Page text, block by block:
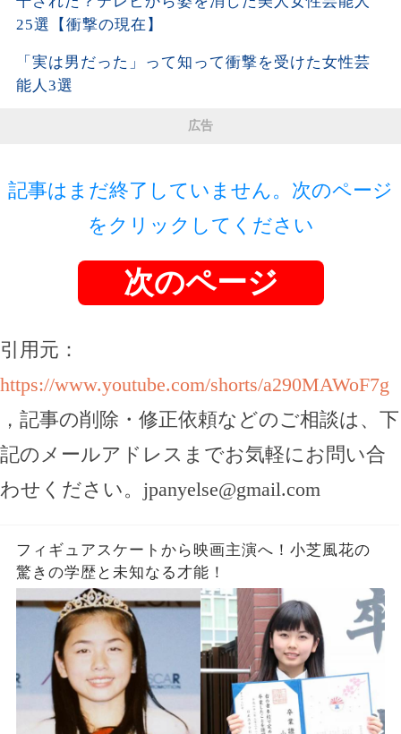
25選【衝撃の現在】
「実は男だった」って知って衝撃を受けた女性芸
能人3選
広告
記事はまだ終了していません。次のページ
をクリックしてください
次のページ
引用元：
https://www.youtube.com/shorts/a290MAWoF7g
，記事の削除・修正依頼などのご相談は、下
記のメールアドレスまでお気軽にお問い合
わせください。 jpanyelse@gmail.com
フィギュアスケートから映画主演へ！小芝風花の
驚きの学歴と未知なる才能！